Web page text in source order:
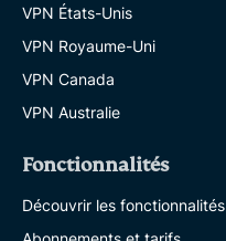
VPN États-Unis
VPN Royaume-Uni
VPN Canada
VPN Australie
Fonctionnalités
Découvrir les fonctionnalités